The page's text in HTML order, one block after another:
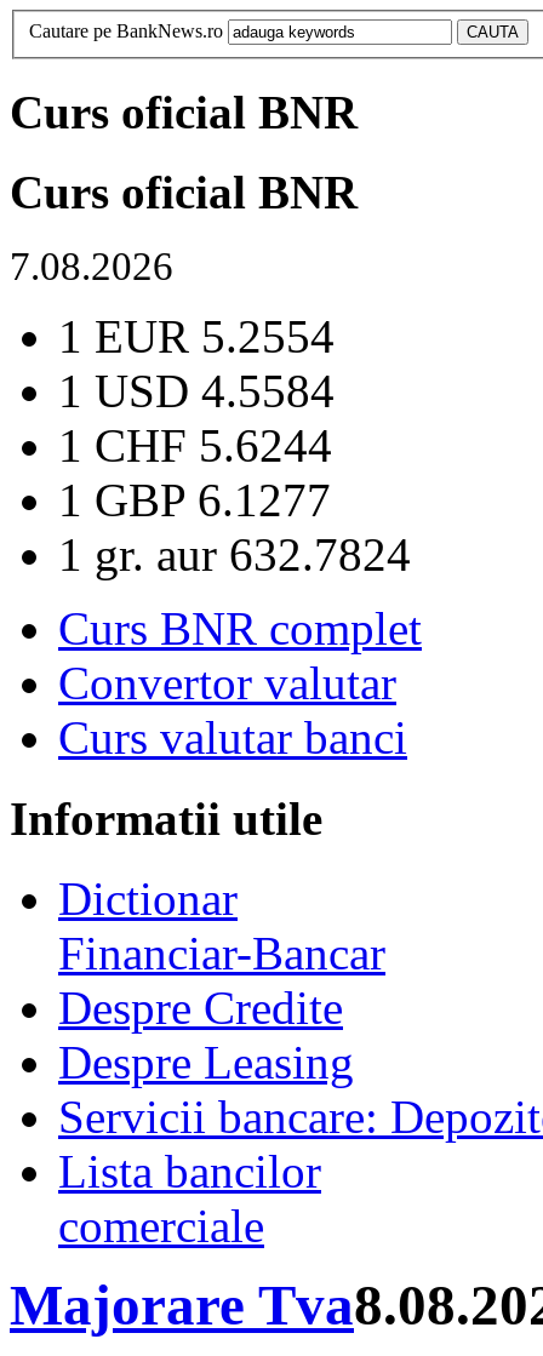
Cautare pe BankNews.ro
Curs oficial BNR
Curs oficial BNR
7.08.2026
1 EUR 5.2554
1 USD 4.5584
1 CHF 5.6244
1 GBP 6.1277
1 gr. aur 632.7824
Curs BNR complet
Convertor valutar
Curs valutar banci
Informatii utile
Dictionar
Financiar-Bancar
Despre Credite
Despre Leasing
Servicii bancare:
Lista bancilor
comerciale
Majorare Tva